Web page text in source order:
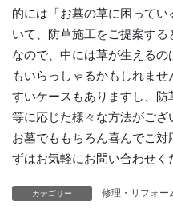
的には「お墓の草に困って
いて、防草施工をご提案す
なので、中には草が生える
もいらっしゃるかもしれま
すいケースもありますし、
等に応じた様々な方法がご
お墓でももちろん喜んでご
ずはお気軽にお問い合わせく
カテゴリー 修理・リフォー